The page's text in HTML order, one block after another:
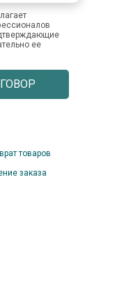
ее
товаров
заказа